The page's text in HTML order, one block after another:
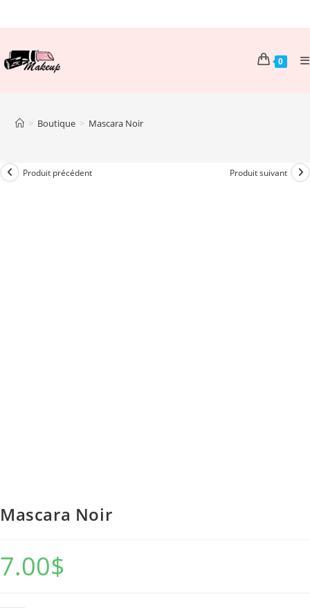
0
> Boutique > Mascara Noir
Produit précédent Produit suivant
Mascara Noir
7.00$